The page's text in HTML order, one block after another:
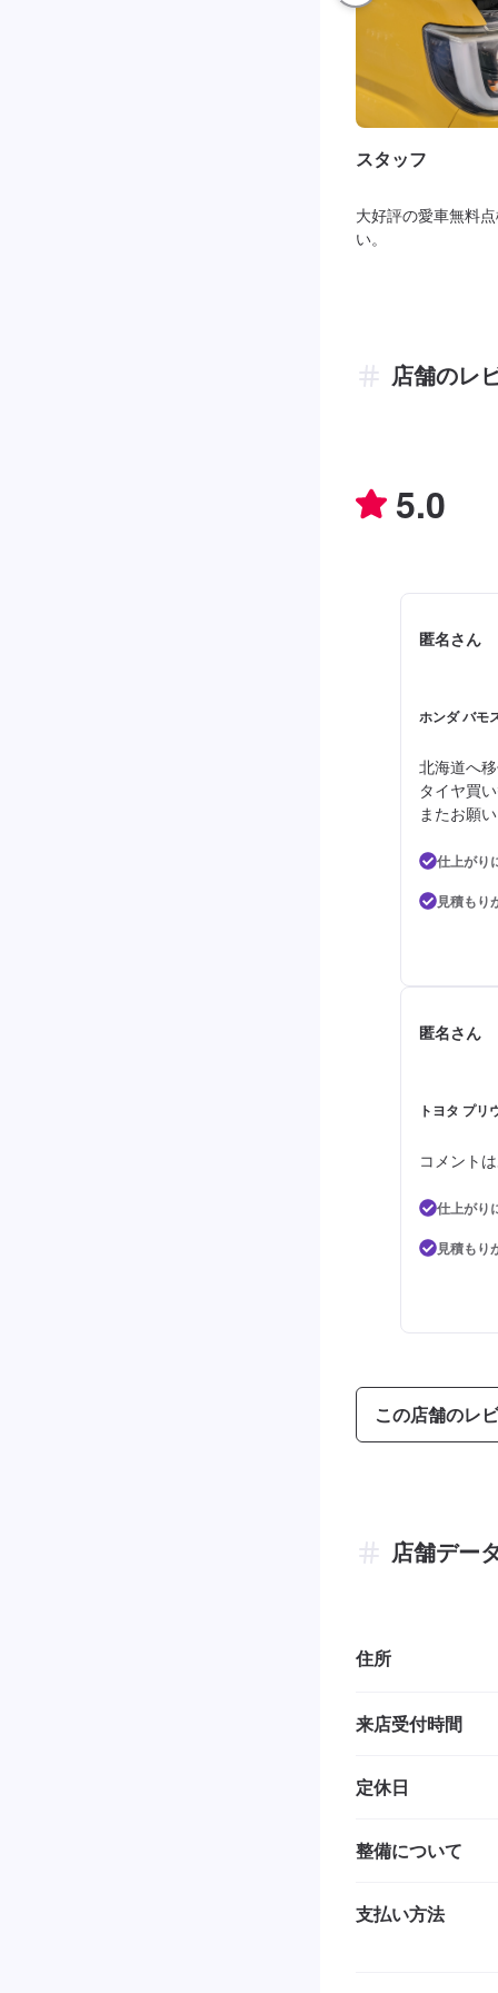
スタッフ
大好評の愛車無料
い。
店舗のレ
5.0
匿名さん
ホンダ バモ
北海道へ
タイヤ買
またお願
仕上がり
見積もり
匿名さん
トヨタ プリ
コメント
仕上がり
見積もり
この店舗のレ
店舗デー
住所
来店受付時間
定休日
整備について
支払い方法